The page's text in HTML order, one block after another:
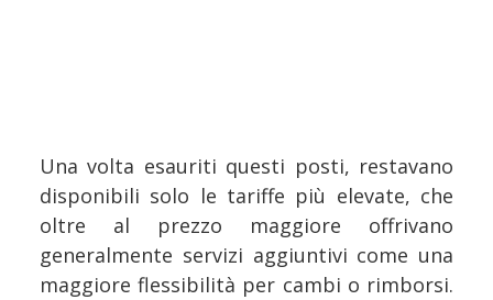
Una volta esauriti questi posti, restavano
disponibili solo le tariffe più elevate, che
oltre al prezzo maggiore offrivano
generalmente servizi aggiuntivi come una
maggiore flessibilità per cambi o rimborsi.